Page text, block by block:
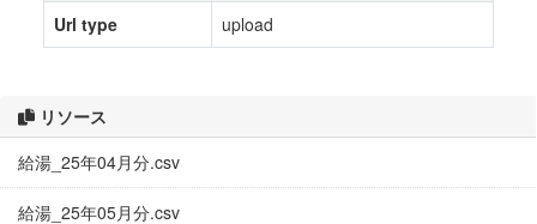
リソース
給湯_25年04月分.csv
給湯_25年05月分.csv
Url type
upload